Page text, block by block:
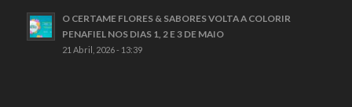
O CERTAME FLORES & SABORES VOLTA A COLORIR
PENAFIEL NOS DIAS 1, 2 E 3 DE MAIO
21 Abril, 2026 - 13:39